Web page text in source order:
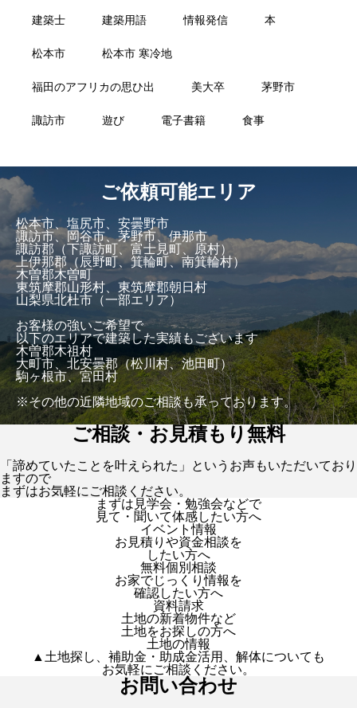
建築士 建築用語 情報発信 本
松本市 松本市 寒冷地
福田のアフリカの思ひ出 美大卒 茅野市
諏訪市 遊び 電子書籍 食事
ご依頼可能エリア
松本市、塩尻市、安曇野市
諏訪市、岡谷市、茅野市、伊那市
諏訪郡（下諏訪町、富士見町、原村）
上伊那郡（辰野町、箕輪町、南箕輪村）
木曽郡木曽町
東筑摩郡山形村、東筑摩郡朝日村
山梨県北杜市（一部エリア）
お客様の強いご希望で
以下のエリアで建築した実績もございます
木曽郡木祖村
大町市、北安曇郡（松川村、池田町）
駒ヶ根市、宮田村
※その他の近隣地域のご相談も承っております。
ご相談・お見積もり無料
「諦めていたことを叶えられた」というお声もいただいており
ますので
まずはお気軽にご相談ください。
まずは見学会・勉強会などで
見て・聞いて体感したい方へ
イベント情報
お見積りや資金相談を
したい方へ
無料個別相談
お家でじっくり情報を
確認したい方へ
資料請求
土地の新着物件など
土地をお探しの方へ
土地の情報
▲土地探し、補助金・助成金活用、解体についても
お気軽にご相談ください。
お問い合わせ